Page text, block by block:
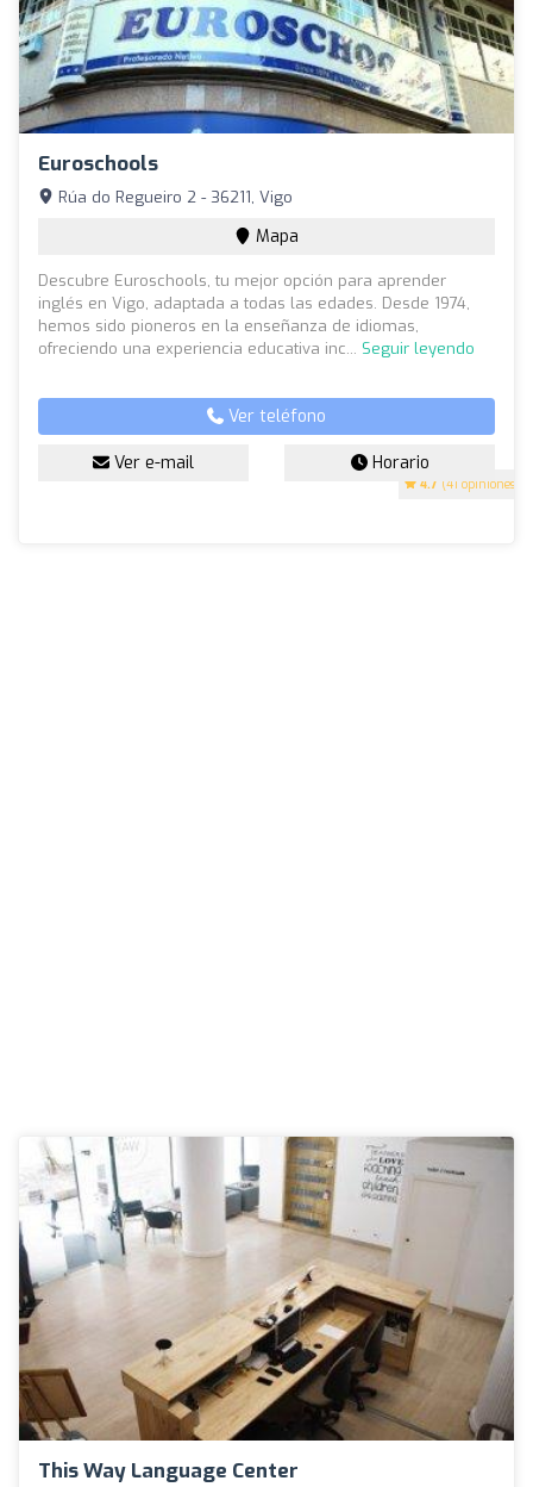
Euroschools
4.7 (41 opiniones)
Rúa do Regueiro 2 - 36211, Vigo
Mapa
Descubre Euroschools, tu mejor opción para aprender
inglés en Vigo, adaptada a todas las edades. Desde 1974,
hemos sido pioneros en la enseñanza de idiomas,
ofreciendo una experiencia educativa inc... Seguir leyendo
Ver teléfono
Ver e-mail Horario
This Way Language Center